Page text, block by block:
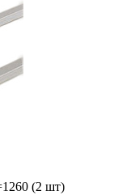
(2 шт)